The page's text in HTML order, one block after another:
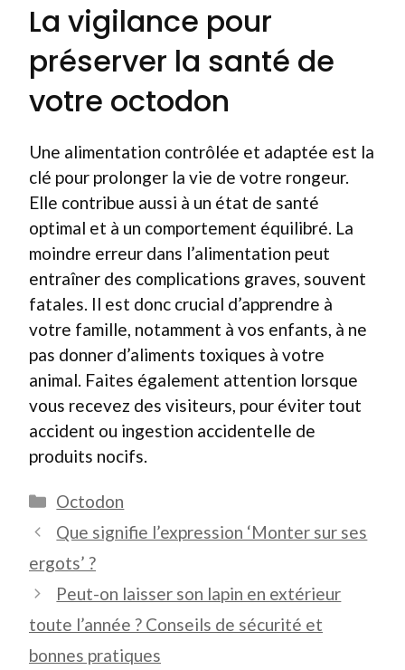
La vigilance pour
préserver la santé de
votre octodon
Une alimentation contrôlée et adaptée est la
clé pour prolonger la vie de votre rongeur.
Elle contribue aussi à un état de santé
optimal et à un comportement équilibré. La
moindre erreur dans l’alimentation peut
entraîner des complications graves, souvent
fatales. Il est donc crucial d’apprendre à
votre famille, notamment à vos enfants, à ne
pas donner d’aliments toxiques à votre
animal. Faites également attention lorsque
vous recevez des visiteurs, pour éviter tout
accident ou ingestion accidentelle de
produits nocifs.
Catégories
Octodon
Que signifie l’expression ‘Monter sur ses
ergots’ ?
Peut-on laisser son lapin en extérieur
toute l’année ? Conseils de sécurité et
bonnes pratiques